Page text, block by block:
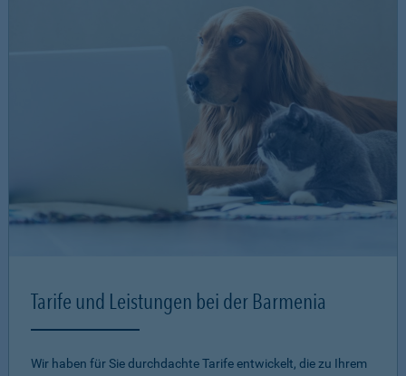
Tarife und Leistungen bei der Barmenia
Wir haben für Sie durchdachte Tarife entwickelt, die zu Ihrem